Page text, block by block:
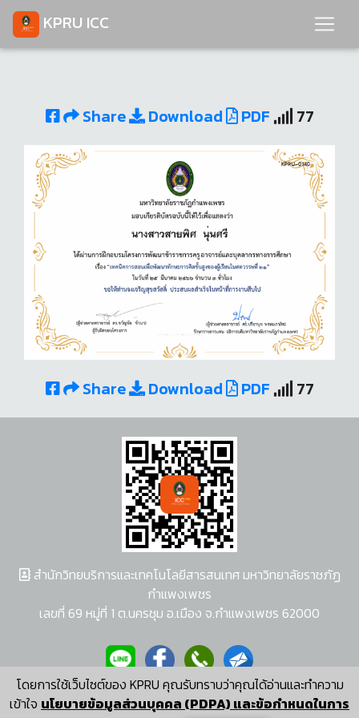
KPRU ICC
Share Download PDF 77
Share Download PDF 77
โดยการใช้เว็บไซต์ของ KPRU คุณรับทราบว่าคุณได้อ่านและทำความ
เข้าใจ นโยบายข้อมูลส่วนบุคคล (PDPA) และข้อกำหนดในการ
สำนักวิทยบริการและเทคโนโลยีสารสนเทศ มหาวิทยาลัยราชภัฏ
กำแพงเพชร
เลขที่ 69 หมู่ที่ 1 ต.นครชุม อ.เมือง จ.กำแพงเพชร 62000
ผู้พัฒนาระบบ อนุชา พวงผกา